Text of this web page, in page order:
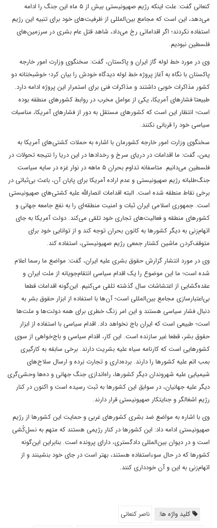
کنعانی گفت: علت اینکه رژیم صهیونیستی بیش از ۵ ماه این جنگ را ادامه
می‌دهد، این است که مجامع بین‌المللی از ظرفیت‌های خود برای تنبیه این رژیم
استفاده نکردند؛ اگر اقداماتی رخ می‌داد، شاهد قتل عام بشری در سرزمین‌های
فلسطین نبودیم.
وی در مورد خط لوله گاز ایران و پاکستان، گفت: سخنگوی وزارت امور خارجه
پاکستان با نگاه به آغاز پروژه خط لوله دیدگاه خودش را بیان کرد؛ خوشبختانه دو
کشور مذاکرات خوبی داشتند و مذاکرات فنی برای استمرار این پروژه ادامه دارد.
طبیعتا فشارهای آمریکا، یکی از عوامل مخرب در روابط کشورهای منطقه بوده
است؛ انتظار این است که کشورهای مستقل به دور از فشارهای آمریکا، مناسبات
سیاسی خود را قربانی نکنند.
سخنگوی وزارت امور خارجه کشورمان با اشاره به حملات کشتی‌های آمریکا به
یمن، گفت: ما اقدامات در دریای سرخ و رخدادها در این دریا را نتیجه تحولات در
فلسطین می‌دانیم. متاسفانه تداوم بحران ۵ ماهه در نوار غزه در سایه سیاست
جنگ‌طلبانه رژیم صهیونیستی و عدم اراده آمریکا برای پایان آن، باعث بی‌ثباتی در
برخی نقاط منطقه شده است. البته اقدامات انصارالله علیه کشتی‌های صهیونیستی
است. جمهوری اسلامی ایران ثبات و امنیت منطقه‌ای را به نفع جامعه جهانی و
کشورهای منطقه و فعالیت‌های تجاری خود تلقی می‌کند. دولت آمریکا به جای
اتهام‌زنی به دیگر کشورها به کانون بحران توجه کند و از توانایی خود برای
متوقف‌کردن ماشین کشتار جمعی رژیم صهیونیستی، استفاده کند.
وی در مورد انتشار گزارش حقوق بشری علیه ایران، گفت: مواضع ما رسما اعلام
شده است؛ ما این موضوع را یک اقدام سیاسی انتقام‌جویانه از ملت ایران و
عقده‌گشایی از اغتشاشات سال گذشته تلقی می‌کنیم. این‌گونه اقدامات قطعا
بی‌اعتبارسازی مجامع بین‌المللی است؛ آن‌ها با استفاده از ابزار حقوق بشر به
دنبال فشار سیاسی هستند و این امر زنگ خطری برای همه دولت‌ها و ملت‌ها
است؛ طبیعی است که ایران باج نخواهد داد. اقدام سیاسی با استفاده از ابزار
حقوق بشر، قطعا غیر سازنده است. این کار، اقدام سیاسی و باج‌خواهی از سوی
کشورهایی است که کارنامه سیاه علیه بشریت دارند. برخی سابقه به کارگیری
بمب اتم علیه کشورها را دارند. برده‌داری و تجارت بَرده و ارسال سلاح‌های
شیمیایی علیه شهروندان دیگر کشورها، راه‌اندازی جنگ جهانی و ده‌ها وحشی‌گری
دیگر علیه جهانیان، در سوابق این کشورها به ثبت رسیده است و اکنون در کنار
رژیم اشغالگر و جنایتکار صهیونیستی قرار دارند.
وی با اشاره به مواضع ضد بشری کشورهای غربی و حمایت این کشورها از رژیم
صهیونیستی ادامه داد: این کشورها در کنار رژیمی هستند که متهم به نسل‌کُشی
است و در دیوان بین‌المللی دادگستری، دارای پرونده است. بنابراین این‌گونه
کشورها که در حال سوءاستفاده هستند، بهتر است در جای خود بنشینند و از
اتهام‌زنی به این و آن خودداری کنند.
کلید واژه ها:
ناصر کنعانی